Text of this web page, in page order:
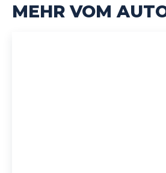
MEHR VOM